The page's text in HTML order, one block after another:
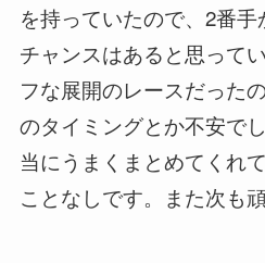
を持っていたので、2番
チャンスはあると思って
フな展開のレースだった
のタイミングとか不安で
当にうまくまとめてくれ
ことなしです。また次も